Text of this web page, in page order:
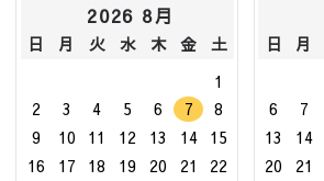
2026 8月
日 月 火 水 木 金
土
1
2
3 4 5 6 7
8
9
10 11 12 13 14
15
16
17 18 19 20 21
22
日 月
6
7
13
14
20
21